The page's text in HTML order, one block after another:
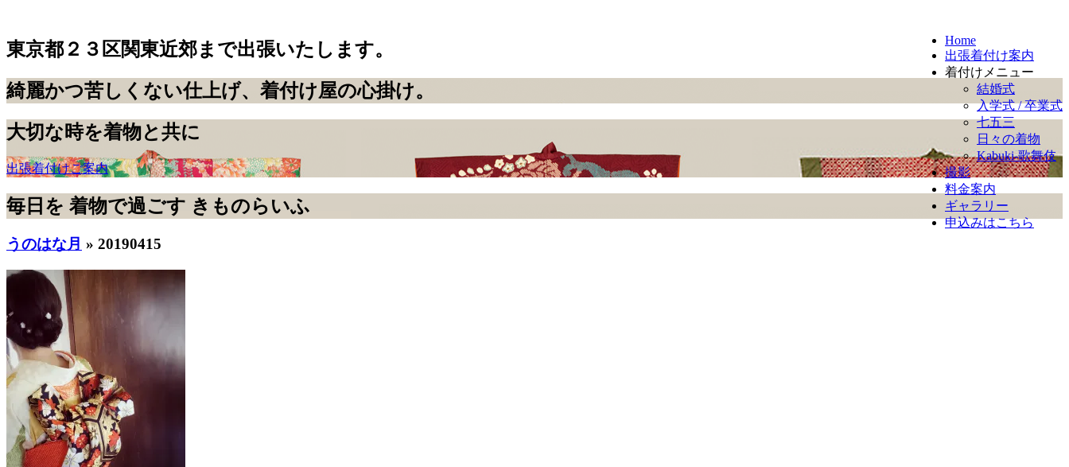
Home
出張着付け案内
着付けメニュー
結婚式
入学式 / 卒業式
七五三
日々の着物
Kabuki-歌舞伎
撮影
料金案内
ギャラリー
申込みはこちら
東京都２３区関東近郊まで出張いたします。
綺麗かつ苦しくない仕上げ、 着付け屋の心掛け。
大切な時を着物と共に
出張着付けご案内
毎日を 着物で過ごす きものらいふ
うのはな月 » 20190415